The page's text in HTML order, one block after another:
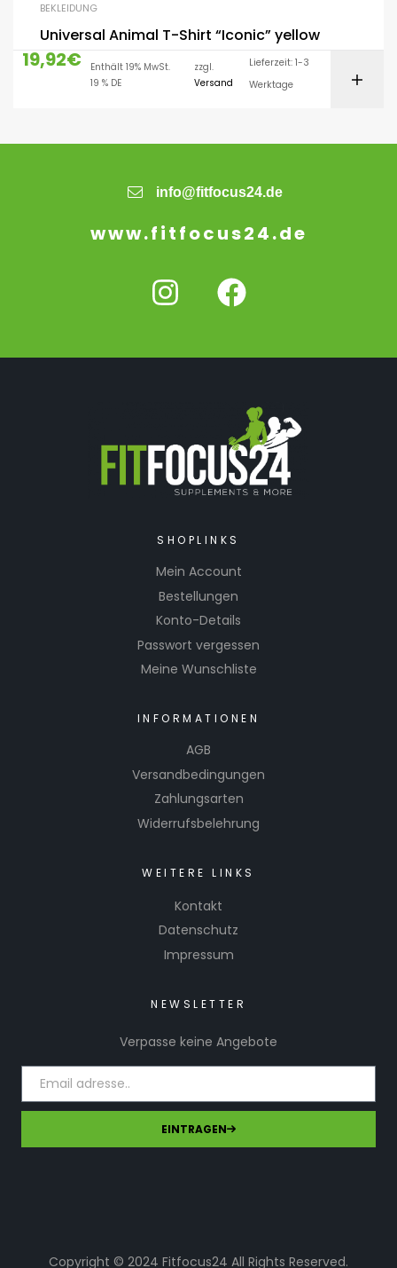
BEKLEIDUNG
Universal Animal T-Shirt “Iconic” yellow
19,92€
Enthält 19% MwSt.
19 % DE
zzgl.
Versand
Lieferzeit: 1-3
Werktage
info@fitfocus24.de
www.fitfocus24.de
SHOPLINKS
Mein Account
Bestellungen
Konto-Details
Passwort vergessen
Meine Wunschliste
INFORMATIONEN
AGB
Versandbedingungen
Zahlungsarten
Widerrufsbelehrung
WEITERE LINKS
Kontakt
Datenschutz
Impressum
NEWSLETTER
Verpasse keine Angebote
EINTRAGEN
Copyright © 2024 Fitfocus24 All Rights Reserved.